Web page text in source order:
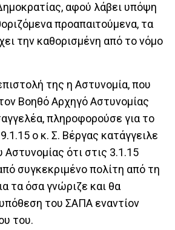
αφού λάβει υπόψη
προαπαιτούμενα, τα
την καθορισμένη από το νόμο
της η Αστυνομία, που
Βοηθό Αρχηγό Αστυνομίας
πληροφορούσε για το
ο κ. Σ. Βέργας κατάγγειλε
ότι στις 3.1.15
συγκεκριμένο πολίτη από τη
τα όσα γνώριζε και θα
του ΣΑΠΑ εναντίον
του.